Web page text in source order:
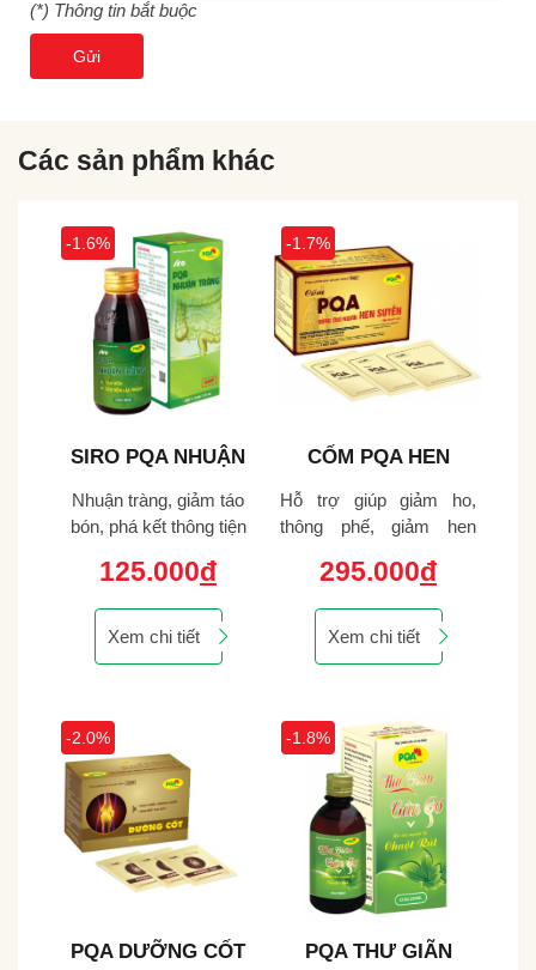
(*) Thông tin bắt buộc
Gửi
Các sản phẩm khác
-1.7%
CỐM PQA HEN
Hỗ trợ giúp giảm ho,
thông phế, giảm hen
295.000đ
Xem chi tiết
-1.8%
PQA THƯ GIÃN
PQA THƯ CÂN
HOẠT LẠC
Giúp khu phong, tán hàn,
hỗ trợ trừ thấp, hành khí,
222.000đ
Xem chi tiết
-1.8%
PQA KÊ HUYẾT